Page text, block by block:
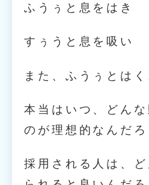
ふうぅと息をはき
すぅうと息を吸い
また、ふうぅとはく
本当はいつ、どん
のが理想的なんだろ
採用される人は、ど